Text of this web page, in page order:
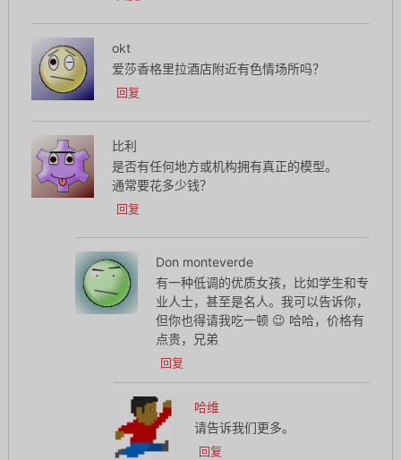
okt
爱莎香格里拉酒店附近有色情场所吗？
回复
比利
是否有任何地方或机构拥有真正的模型。
通常要花多少钱？
回复
Don monteverde
有一种低调的优质女孩，比如学生和专
业人士，甚至是名人。我可以告诉你，
但你也得请我吃一顿 😉 哈哈，价格有
点贵，兄弟
回复
哈维
请告诉我们更多。
回复